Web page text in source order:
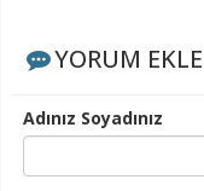
YORUM EKLE
Adınız Soyadınız